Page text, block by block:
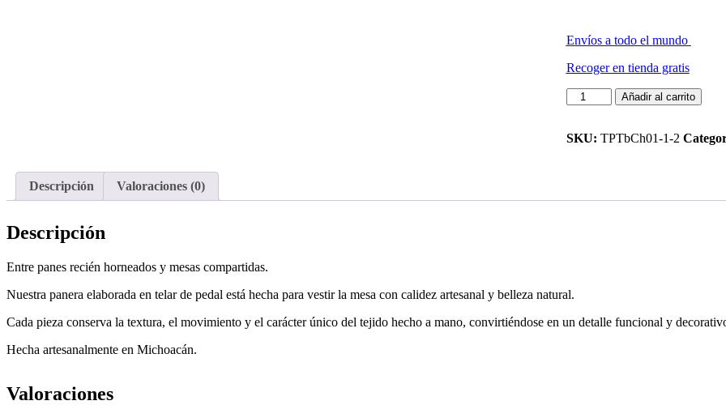
Envíos a todo el mundo
Recoger en tienda gratis
Panero
Rectangular
Añadir al carrito
SKU: TPTbCh01-1-2
Descripción Valoraciones (0)
Descripción
Entre panes recién horneados y mesas compartidas.
Nuestra panera elaborada en telar de pedal está hecha para vestir la mesa con calidez artesanal y belleza natural.
Cada pieza conserva la textura, el movimiento y el carácter único del tejido hecho a mano, convirtiéndose en un detalle funcional y
Hecha artesanalmente en Michoacán.
Valoraciones